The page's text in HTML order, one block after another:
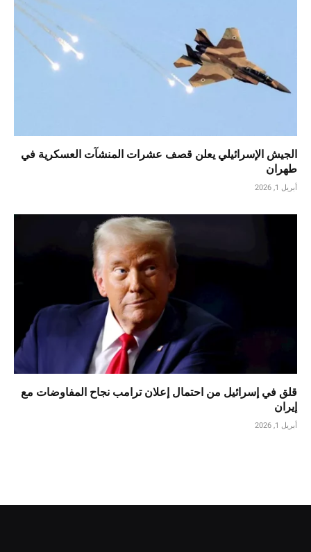
الجيش الإسرائيلي يعلن قصف عشرات المنشآت العسكرية في
طهران
أبريل 1, 2026
قلق في إسرائيل من احتمال إعلان ترامب نجاح المفاوضات مع
إيران
أبريل 1, 2026